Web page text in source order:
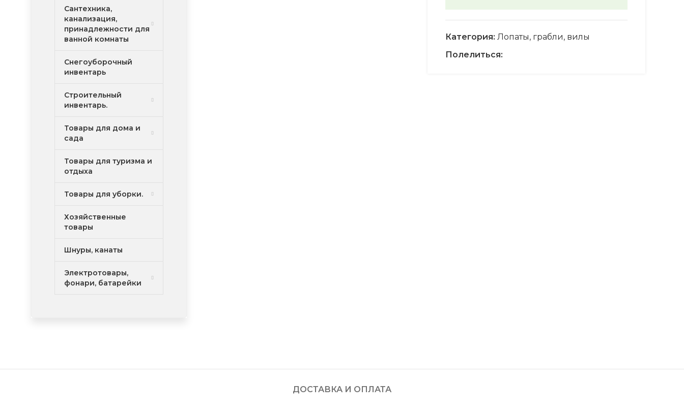
Категория: Лопаты, грабли, вилы
Полелиться:
Сантехника,
канализация,
принадлежности для
ванной комнаты
Снегоуборочный
инвентарь
Строительный
инвентарь.
Товары для дома и
сада
Товары для туризма и
отдыха
Товары для уборки.
Хозяйственные
товары
Шнуры, канаты
Электротовары,
фонари, батарейки
ДОСТАВКА И ОПЛАТА